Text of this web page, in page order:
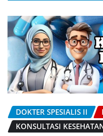
DOKTER SPESIALIS II
KONSULTASI